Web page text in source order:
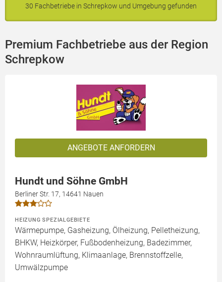
30 Fachbetriebe in Schrepkow und Umgebung gefunden
Premium Fachbetriebe aus der Region
Schrepkow
ANGEBOTE ANFORDERN
Hundt und Söhne GmbH
Berliner Str. 17, 14641 Nauen
HEIZUNG SPEZIALGEBIETE
Wärmepumpe, Gasheizung, Ölheizung, Pelletheizung,
BHKW, Heizkörper, Fußbodenheizung, Badezimmer,
Wohnraumlüftung, Klimaanlage, Brennstoffzelle,
Umwälzpumpe